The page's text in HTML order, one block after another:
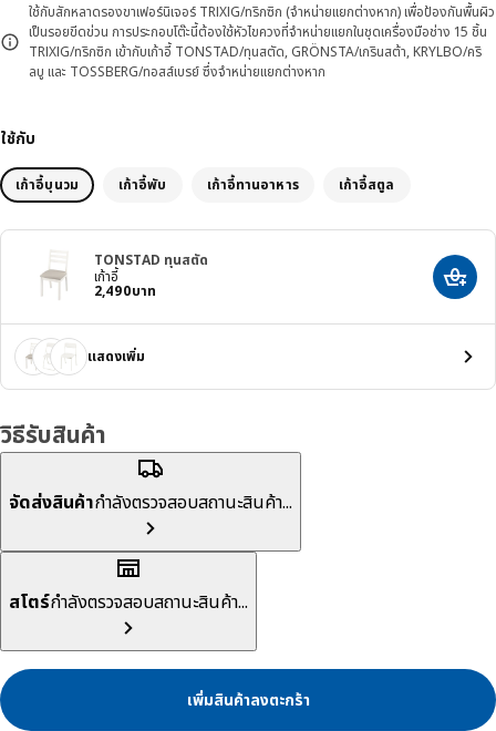
ใช้กับสักหลาดรองขาเฟอร์นิเจอร์ TRIXIG/ทริกซิก (จำหน่ายแยกต่างหาก) เพื่อป้องกันพื้นผิว
เป็นรอยขีดข่วน การประกอบโต๊ะนี้ต้องใช้หัวไขควงที่จำหน่ายแยกในชุดเครื่องมือช่าง 15 ชิ้น
TRIXIG/ทริกซิก เข้ากับเก้าอี้ TONSTAD/ทุนสตัด, GRÖNSTA/เกรินสต้า, KRYLBO/คริ
ลบู และ TOSSBERG/ทอสส์เบรย์ ซึ่งจำหน่ายแยกต่างหาก
ใช้กับ
เก้าอี้บุนวม เก้าอี้พับ เก้าอี้ทานอาหาร เก้าอี้สตูล
TONSTAD ทุนสตัด
เก้าอี้
2,490บาท
ราคา 2490บาท เพิ่มสิ
แสดงเพิ่ม
วิธีรับสินค้า
จัดส่งสินค้ากำลังตรวจสอบสถานะสินค้า...
สโตร์กำลังตรวจสอบสถานะสินค้า...
เพิ่มสินค้าลงตะกร้า